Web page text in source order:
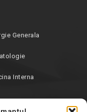
Generala
Interna